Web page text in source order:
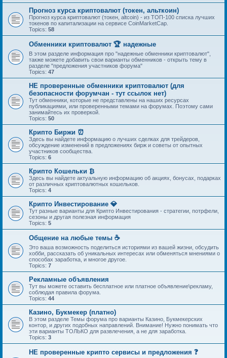
Прогноз курса криптовалют (токен, альткоин)
Прогноз курса криптовалют (токен, altcoin) - из ТОП-100 списка лучших
токенов по капитализации на сервисе CoinMarketCap.
Topics: 58
Обменники криптовалют 🏆 надежные
В этом разделе информация про "надежные обменники криптовалют",
также можете добавить свои варианты обменников - открыть тему в
разделе "предложения участников форума"
Topics: 47
НЕ проверенные обменники криптовалют (для
безопасности форумчан - тут ссылок нет)
Тут обменники, которые не представлены на наших ресурсах
публикациями, или проверенными темами на форумах. Поэтому сами
занимайтесь их проверкой.
Topics: 50
Крипто Биржи ⏰
Здесь вы найдете информацию о лучших сделках для трейдеров,
обсуждение изменений в предложениях бирж и советы от опытных
участников сообщества.
Topics: 6
Крипто Кошельки ₿
Здесь вы найдете актуальную информацию об акциях, бонусах, подарках
от различных криптовалютных кошельков.
Topics: 4
Крипто Инвестирование 💎
Тут разные варианты для Крипто Инвестирования - стратегии, потрфели,
сезоны и другая полезная информация
Topics: 5
Общение на любые темы ☕
Это ваша возможность поделиться историями из вашей жизни, обсудить
хобби, рассказать об уникальных интересах или обменяться мнениями о
способах заработка, и многое другое.
Topics: 7
Рекламные объявления
Тут вы можете оставить бесплатное или платное объявление\рекламу,
соблюдая правила форума.
Topics: 44
Казино, Букмекер (платно)
В этом разделе Темы форума про варианты Казино, Букмекерских
контор, и других подобных направлений. Внимание! Нужно понимать что
эти варианты ТОЛЬКО для развлечения, а не для заработка.
Topics: 3
НЕ проверенные крипто сервисы и предложения ❓